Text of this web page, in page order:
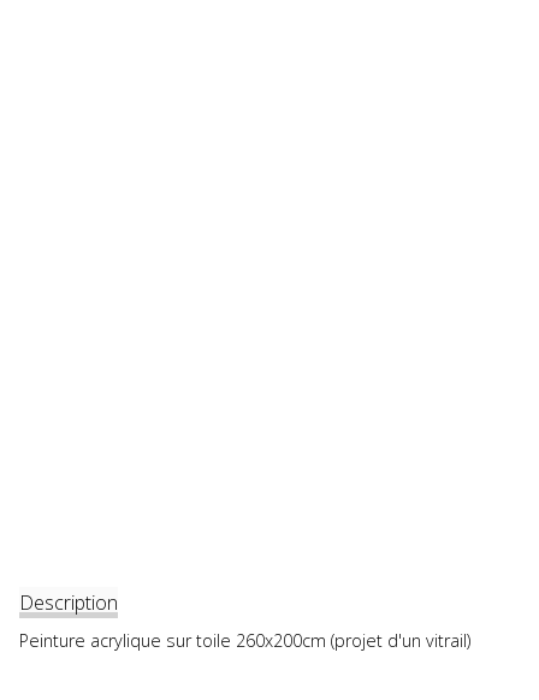
Description
Peinture acrylique sur toile 260x200cm (projet d'un vitrail)